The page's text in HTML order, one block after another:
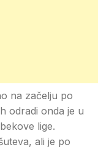
na začelju po
odradi onda je u
lige.
ali je po